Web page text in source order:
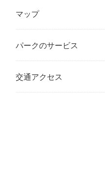
マップ
パークのサービス
交通アクセス